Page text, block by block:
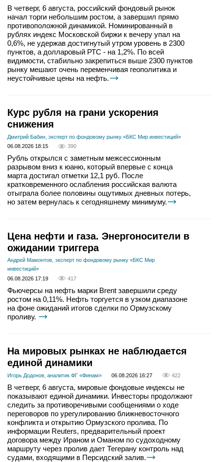
В четверг, 6 августа, российский фондовый рынок
начал торги небольшим ростом, а завершил прямо
противоположной динамикой. Номинированный в
рублях индекс Московской биржи к вечеру упал на
0,6%, не удержав достигнутый утром уровень в 2300
пунктов, а долларовый РТС - на 1,2%. По всей
видимости, стабильно закрепиться выше 2300 пунктов
рынку мешают очень переменчивая геополитика и
неустойчивые цены на нефть.
Курс рубля на грани ускорения
снижения
Дмитрий Бабин, эксперт по фондовому рынку «БКС Мир инвестиций»
06.08.2026 18:15
390
Рубль открылся с заметным межсессионным
разрывом вниз к юаню, который впервые с конца
марта достигал отметки 12,1 руб. После
кратковременного ослабления российская валюта
отыграла более половины ощутимых дневных потерь,
но затем вернулась к сегодняшнему минимуму.
Цена нефти и газа. Энергоносители в
ожидании триггера
Андрей Мамонтов, эксперт по фондовому рынку «БКС Мир
инвестиций»
06.08.2026 17:19
417
Фьючерсы на нефть марки Brent завершили среду
ростом на 0,11%. Нефть торгуется в узком диапазоне
на фоне ожиданий итогов сделки по Ормузскому
проливу.
На мировых рынках не наблюдается
единой динамики
Игорь Додонов, аналитик ФГ «Финам» 06.08.2026 16:27 422
В четверг, 6 августа, мировые фондовые индексы не
показывают единой динамики. Инвесторы продолжают
следить за противоречивыми сообщениями о ходе
переговоров по урегулированию ближневосточного
конфликта и открытию Ормузского пролива. По
информации Reuters, предварительный проект
договора между Ираном и Оманом по судоходному
маршруту через пролив дает Тегерану контроль над
судами, входящими в Персидский залив.